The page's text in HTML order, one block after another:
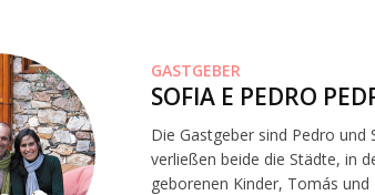
GASTGEBER
SOFIA E PEDRO
Die Gastgeber sind Pedro
verließen beide die Städte, in
geborenen Kinder, Tomás